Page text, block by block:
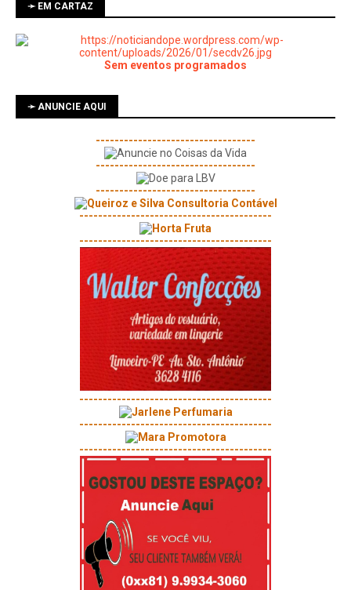
➛ EM CARTAZ
Sem eventos programados
➛ ANUNCIE AQUI
----------------------------------
----------------------------------
----------------------------------
-----------------------------------------
-----------------------------------------
-----------------------------------------
-----------------------------------------
-----------------------------------------